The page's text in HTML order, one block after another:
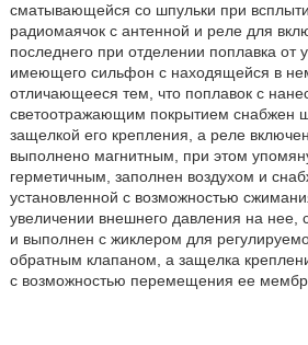
сматывающейся со шпульки при
радиомаячок с антенной и реле для
последнего при отделении поплавка от
имеющего сильфон с находящейся в
отличающееся тем, что поплавок с
светоотражающим покрытием снабжен
защелкой его крепления, а реле
выполнено магнитным, при этом
герметичным, заполнен воздухом и
установленной с возможностью
увеличении внешнего давления на нее,
и выполнен с жиклером для
обратным клапаном, а защелка
с возможностью перемещения ее